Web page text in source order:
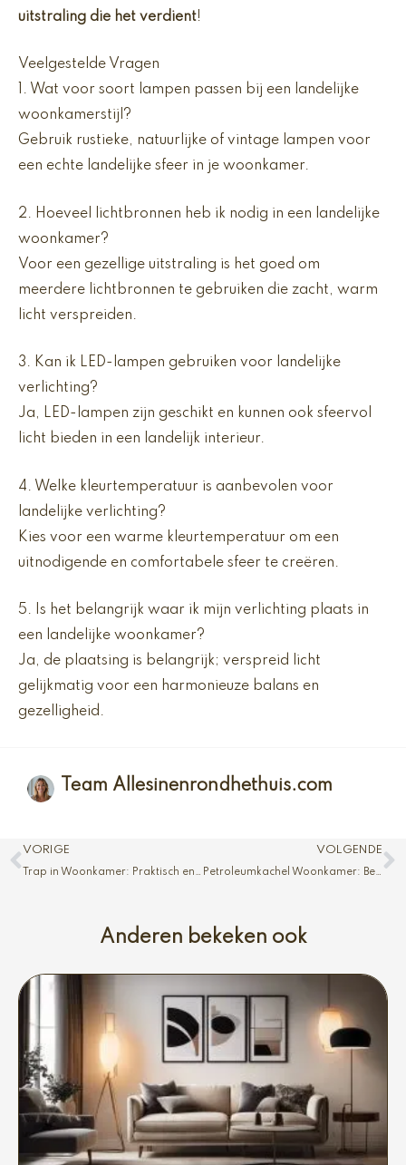
uitstraling die het verdient!
Veelgestelde Vragen
1. Wat voor soort lampen passen bij een landelijke
woonkamerstijl?
Gebruik rustieke, natuurlijke of vintage lampen voor
een echte landelijke sfeer in je woonkamer.
2. Hoeveel lichtbronnen heb ik nodig in een landelijke
woonkamer?
Voor een gezellige uitstraling is het goed om
meerdere lichtbronnen te gebruiken die zacht, warm
licht verspreiden.
3. Kan ik LED-lampen gebruiken voor landelijke
verlichting?
Ja, LED-lampen zijn geschikt en kunnen ook sfeervol
licht bieden in een landelijk interieur.
4. Welke kleurtemperatuur is aanbevolen voor
landelijke verlichting?
Kies voor een warme kleurtemperatuur om een
uitnodigende en comfortabele sfeer te creëren.
5. Is het belangrijk waar ik mijn verlichting plaats in
een landelijke woonkamer?
Ja, de plaatsing is belangrijk; verspreid licht
gelijkmatig voor een harmonieuze balans en
gezelligheid.
Team Allesinenrondhethuis.com
Vorige
VORIGE
Trap in Woonkamer: Praktisch en Stijlvol
VOLGENDE
Petroleumkachel Woonkamer: Betaalbare Warmte
Anderen bekeken ook